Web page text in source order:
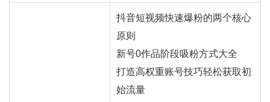
抖音短视频快速爆粉的两个核心
原则
新号0作品阶段吸粉方式大全
打造高权重账号技巧轻松获取初
始流量